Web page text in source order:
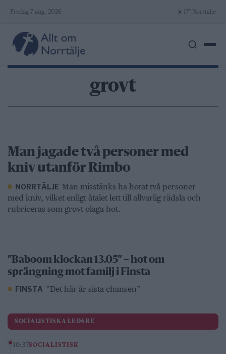
Skip
content
Fredag 7 aug. 2026 ☀️ 17° Norrtälje
grovt
Man jagade två personer med
kniv utanför Rimbo
NORRTÄLJE Man misstänks ha hotat två personer
med kniv, vilket enligt åtalet lett till allvarlig rädsla och
rubriceras som grovt olaga hot.
”Baboom klockan 13.05” – hot om
sprängning mot familj i Finsta
FINSTA ”Det här är sista chansen”
SOCIALISTISKA LEDARE
10:37SOCIALISTISK